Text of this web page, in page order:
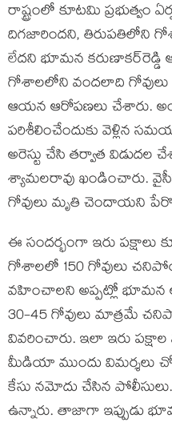
రాష్ట్రంలో కూటమి ప్ర‌భుత్వం
దిగ‌జారింద‌ని, తిరుప‌తిలోని
లేద‌ని భూమ‌న
గోశాల‌లోని వంద‌లాది గోవులు
ఆయ‌న ఆరోప‌ణ‌లు చేశారు.
ప‌రిశీలించేందుకు వెళ్లిన
అరెస్టు చేసి త‌ర్వాత
శ్యామ‌ల‌రావు ఖండించారు.
గోవులు మృతి చెందాయ‌ని
ఈ సంద‌ర్భంగా ఇరు ప‌క్షాలు
గోశాల‌లో 150 గోవులు
వహించాల‌ని అప్ప‌ట్లో
30-45 గోవులు మాత్ర‌మే
వివ‌రించారు. ఇలా ఇరు
మీడియా ముందు విమ‌ర్శ‌లు
కేసు న‌మోదు చేసిన
ఉన్నారు. తాజాగా ఇప్పుడు